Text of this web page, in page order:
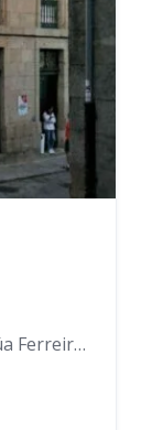
Rúa Pescadería, esquina con Rúa Ferreiros, Betanzos